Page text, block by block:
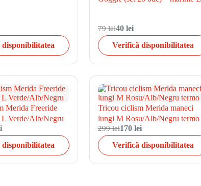
79 lei40 lei
Verifică disponibilitatea
Merida Freeride
Verde/Alb/Negru
Tricou ciclism Merida maneci
lungi M Rosu/Alb/Negru termo
299 lei170 lei
Verifică disponibilitatea